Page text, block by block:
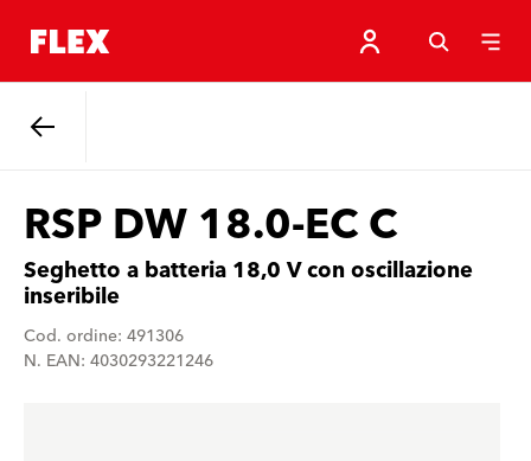
RSP DW 18.0-EC C
Seghetto a batteria 18,0 V con oscillazione
inseribile
Cod. ordine: 491306
N. EAN: 4030293221246